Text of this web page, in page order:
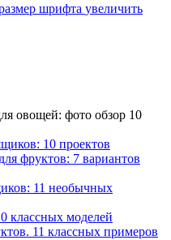
шрифта увеличить
овощей: фото обзор 10
10 проектов
фруктов: 7 вариантов
11 необычных
классных моделей
11 классных примеров